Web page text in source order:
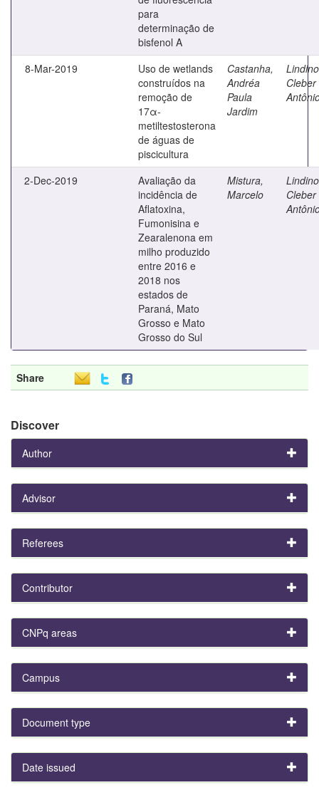
para
determinação de
bisfenol A
8-Mar-2019
Uso de wetlands
construídos na
remoção de
17α-
metiltestosterona
de águas de
piscicultura
Castanha,
Andréa
Paula
Jardim
Cleber
2-Dec-2019
Avaliação da
incidência de
Aflatoxina,
Fumonisina e
Zearalenona em
milho produzido
entre 2016 e
2018 nos
estados de
Paraná, Mato
Grosso e Mato
Grosso do Sul
Mistura,
Marcelo
Cleber
Share
Discover
Author
Advisor
Referees
Contributor
CNPq areas
Campus
Document type
Date issued